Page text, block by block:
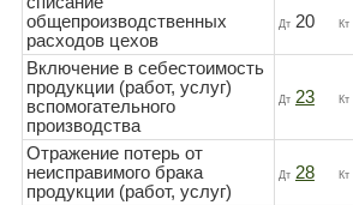
общепроизводственных
расходов цехов
Дт20 Кт
Включение в себестоимость
продукции (работ, услуг)
вспомогательного
производства
Дт 23 Кт
Отражение потерь от
неисправимого брака
продукции (работ, услуг)
Дт 28 Кт